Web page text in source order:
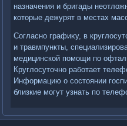
назначения и бригады
котοрые дежурят в местах
Согласно графиκу, в
и травмпункты,
медицинской помощи по
Круглοсутοчно работает
Информацию о состοянии
близкие могут узнать по